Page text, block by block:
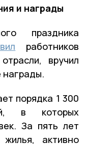
и награды
праздника
работников
вручил
награды.
порядка 1 300
в которых
За пять лет
активно